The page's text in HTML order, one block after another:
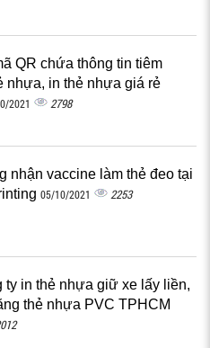
QR chứa thông tin tiêm
nhựa, in thẻ nhựa giá rẻ
2021 2798
nhận vaccine làm thẻ đeo tại
05/10/2021 2253
ty in thẻ nhựa giữ xe lấy liền,
thẻ nhựa PVC TPHCM